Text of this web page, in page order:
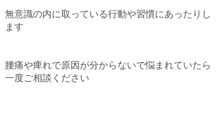
無意識の内に取っている行動や習慣にあったりし
ます
腰痛や痺れで原因が分からないで悩まれていたら
一度ご相談ください